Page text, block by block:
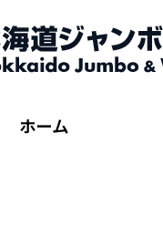
ホーム